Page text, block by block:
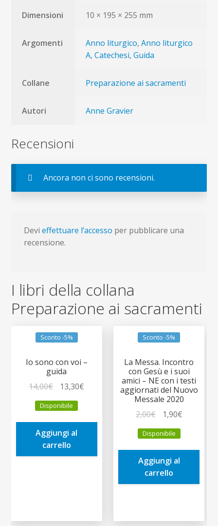
Dimensioni 10 × 195 × 255 mm
Argomenti Anno liturgico,Anno liturgico
A,Catechesi,Guida
Collane Preparazione ai sacramenti
Autori Anne Gravier
Recensioni
Ancora non ci sono recensioni.
Devi effettuare l’accesso per pubblicare una
recensione.
I libri della collana
Preparazione ai sacramenti
Sconto -5%
Io sono con voi –
guida
14,00€
prezzo
originale
era:
14,00€.
13,30€
è:
Disponibile
Aggiungi al
carrello
Sconto -5%
La Messa. Incontro
con Gesù e i suoi
amici – NE con i testi
aggiornati del Nuovo
Messale 2020
2,00€
prezzo
originale
era:
2,00€.
1,90€Il
è:
Disponibile
Aggiungi al
carrello